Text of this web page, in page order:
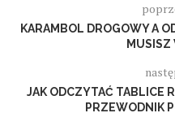
KARAMBOL DROGOWY A
MUSISZ
JAK ODCZYTAĆ TABLICE
PRZEWODNIK